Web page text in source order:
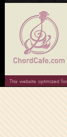
This website optimized